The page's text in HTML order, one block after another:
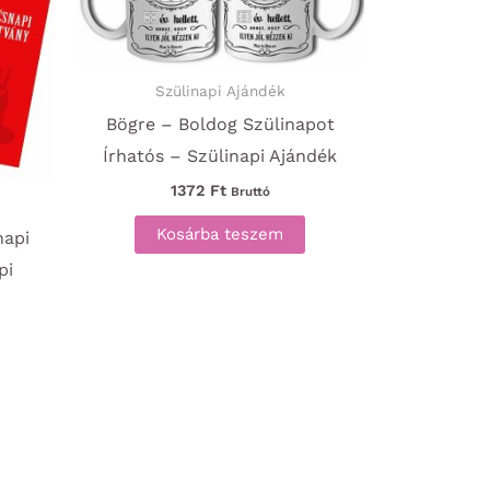
Szülinapi Ajándék
Bögre – Boldog Szülinapot
Írhatós – Szülinapi Ajándék
1372 Ft Bruttó
Kosárba teszem